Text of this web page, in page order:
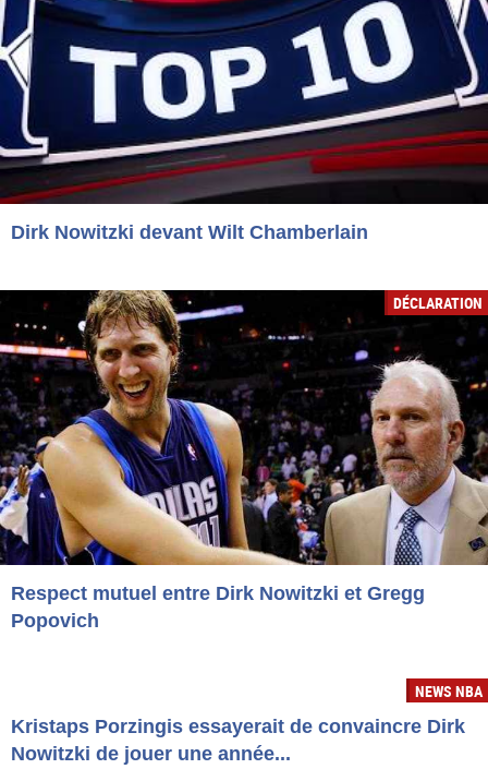
Dirk Nowitzki devant Wilt Chamberlain
DÉCLARATION
Respect mutuel entre Dirk Nowitzki et Gregg
Popovich
NEWS NBA
Kristaps Porzingis essayerait de convaincre Dirk
Nowitzki de jouer une année...